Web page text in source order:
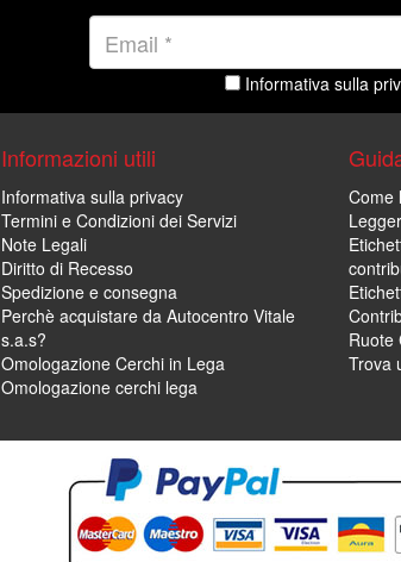
Informativa sulla
Informazioni utili
Informativa sulla privacy
Termini e Condizioni dei Servizi
Note Legali
Diritto di Recesso
Spedizione e consegna
Perchè acquistare da Autocentro Vitale
s.a.s?
Omologazione Cerchi in Lega
Omologazione cerchi lega
Come
Ruote
Trova